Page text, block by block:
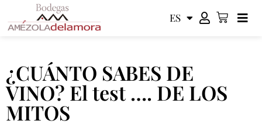
ES
EN
¿CUÁNTO SABES DE
VINO? El test …. DE LOS
MITOS